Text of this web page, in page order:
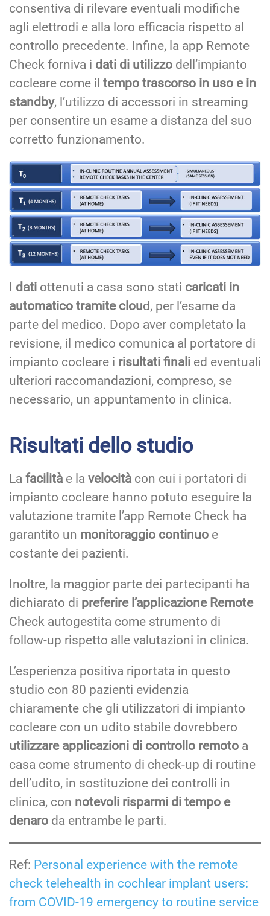
consentiva di rilevare eventuali modifiche
agli elettrodi e alla loro efficacia rispetto al
controllo precedente. Infine, la app Remote
Check forniva i dati di utilizzo dell’impianto
cocleare come il tempo trascorso in uso e in
standby, l’utilizzo di accessori in streaming
per consentire un esame a distanza del suo
corretto funzionamento.
I dati ottenuti a casa sono stati caricati in
automatico tramite cloud, per l’esame da
parte del medico. Dopo aver completato la
revisione, il medico comunica al portatore di
impianto cocleare i risultati finali ed eventuali
ulteriori raccomandazioni, compreso, se
necessario, un appuntamento in clinica.
Risultati dello studio
La facilità e la velocità con cui i portatori di
impianto cocleare hanno potuto eseguire la
valutazione tramite l’app Remote Check ha
garantito un monitoraggio continuo e
costante dei pazienti.
Inoltre, la maggior parte dei partecipanti ha
dichiarato di preferire l’applicazione Remote
Check autogestita come strumento di
follow-up rispetto alle valutazioni in clinica.
L’esperienza positiva riportata in questo
studio con 80 pazienti evidenzia
chiaramente che gli utilizzatori di impianto
cocleare con un udito stabile dovrebbero
utilizzare applicazioni di controllo remoto a
casa come strumento di check-up di routine
dell’udito, in sostituzione dei controlli in
clinica, con notevoli risparmi di tempo e
denaro da entrambe le parti.
Ref: Personal experience with the remote
check telehealth in cochlear implant users:
from COVID-19 emergency to routine service